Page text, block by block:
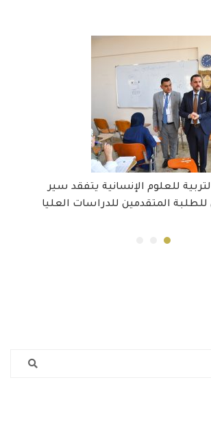
للعلوم الإنسانية يتفقد سير
للطلبة المتقدمين للدراسات العليا